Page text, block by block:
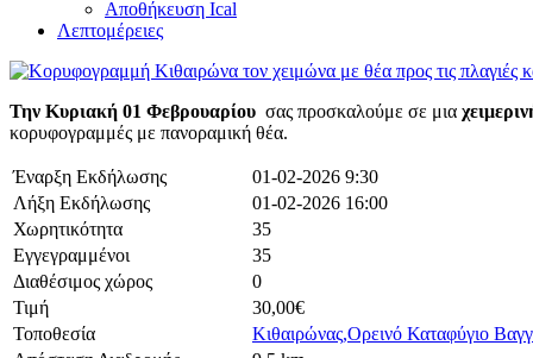
Αποθήκευση Ical
Λεπτομέρειες
Την Κυριακή 01 Φεβρουαρίου σας προσκαλούμε σε μια
κορυφογραμμές με πανοραμική θέα.
Έναρξη Εκδήλωσης
01-02-2026 9:30
Λήξη Εκδήλωσης
01-02-2026 16:00
Χωρητικότητα
35
Εγγεγραμμένοι
35
Διαθέσιμος χώρος
0
Τιμή
30,00€
Τοποθεσία
Κιθαιρώνας,Ορεινό Καταφύγιο